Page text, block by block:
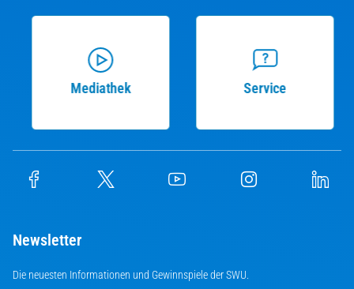
Mediathek Service
Newsletter
Die neuesten Informationen und Gewinnspiele der SWU.